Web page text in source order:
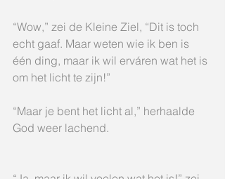
“Wow,” zei de Kleine Ziel, “Dit is toch
echt gaaf. Maar weten wie ik ben is
één ding, maar ik wil erváren wat het is
om het licht te zijn!”
“Maar je bent het licht al,” herhaalde
God weer lachend.